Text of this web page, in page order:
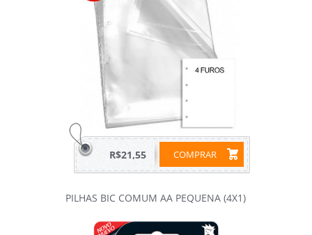
COMPRAR
R$21,55
PILHAS BIC COMUM AA PEQUENA (4X1)